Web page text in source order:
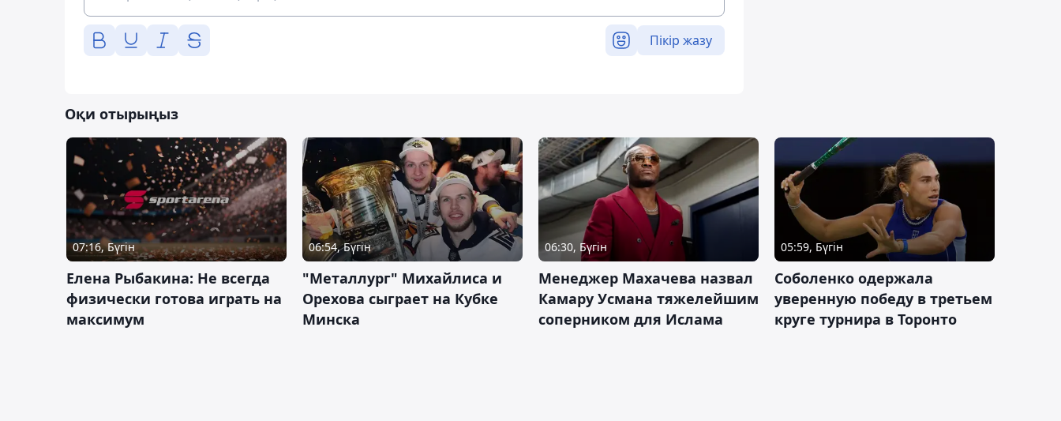
Пікір жазу
Оқи отырыңыз
07:16, Бүгін
Елена Рыбакина: Не всегда
физически готова играть на
максимум
06:54, Бүгін
"Металлург" Михайлиса и
Орехова сыграет на Кубке
Минска
06:30, Бүгін
Менеджер Махачева назвал
Камару Усмана тяжелейшим
соперником для Ислама
05:59, Бүгін
Соболенко одержала
уверенную победу в третьем
круге турнира в Торонто